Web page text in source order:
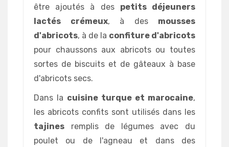
être ajoutés à des petits déjeuners
lactés crémeux, à des mousses
d'abricots, à de la confiture d'abricots
pour chaussons aux abricots ou toutes
sortes de biscuits et de gâteaux à base
d'abricots secs.
Dans la cuisine turque et marocaine,
les abricots confits sont utilisés dans les
tajines remplis de légumes avec du
poulet ou de l'agneau et dans des